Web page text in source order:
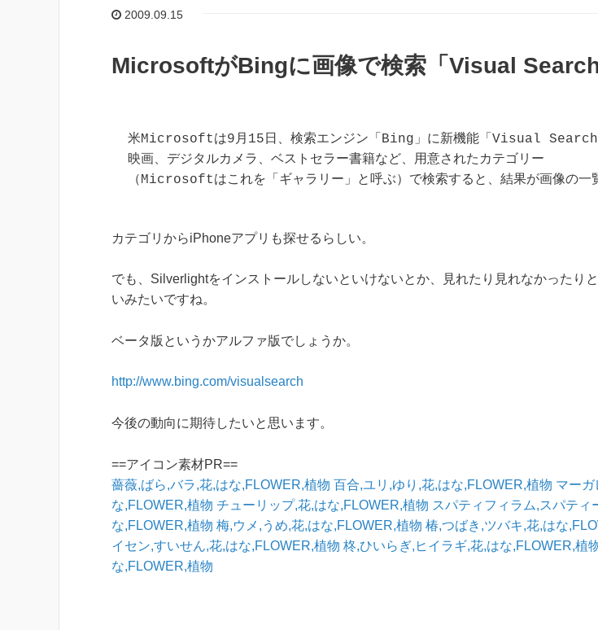
2009.09.15
MicrosoftがBingに画像で検索「Visual
米Microsoftは9月15日、検索エンジン「Bing」に新機能「Visual Search」
映画、デジタルカメラ、ベストセラー書籍など、用意されたカテゴリー
（Microsoftはこれを「ギャラリー」と呼ぶ）で検索すると、結果が画像の一
カテゴリからiPhoneアプリも探せるらしい。
でも、Silverlightをインストールしないといけないとか、見れたり見れなかったり
いみたいですね。
ベータ版というかアルファ版でしょうか。
http://www.bing.com/visualsearch
今後の動向に期待したいと思います。
==アイコン素材PR==
薔薇,ばら,バラ,花,はな,FLOWER,植物 百合,ユリ,ゆり,花,はな,FLOWER,植物 マーガ
な,FLOWER,植物 チューリップ,花,はな,FLOWER,植物 スパティフィラム,スパティ
な,FLOWER,植物 梅,ウメ,うめ,花,はな,FLOWER,植物 椿,つばき,ツバキ,花,はな
イセン,すいせん,花,はな,FLOWER,植物 柊,ひいらぎ,ヒイラギ,花,はな,FLOWER,植
な,FLOWER,植物